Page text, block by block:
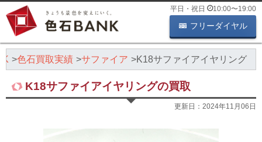
平日・祝日 10:00〜19:00
フリーダイヤル
色石買取実績 サファイア K18サファイアイヤリング
K18サファイアイヤリングの買取
更新日： 2024年11月06日